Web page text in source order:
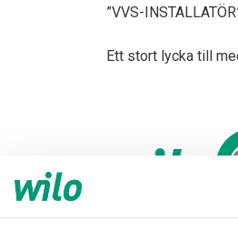
”VVS-
Ett stort lycka till